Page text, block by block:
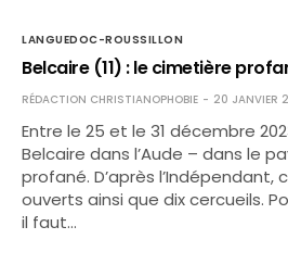
LANGUEDOC-ROUSSILLON
Belcaire (11) : le cimetière
RÉDACTION CHRISTIANOPHOBIE 20 JANVIER
Entre le 25 et le 31 décembre
Belcaire dans l’Aude – dans le
profané. D’après
ouverts ainsi que dix cercueils.
il faut…